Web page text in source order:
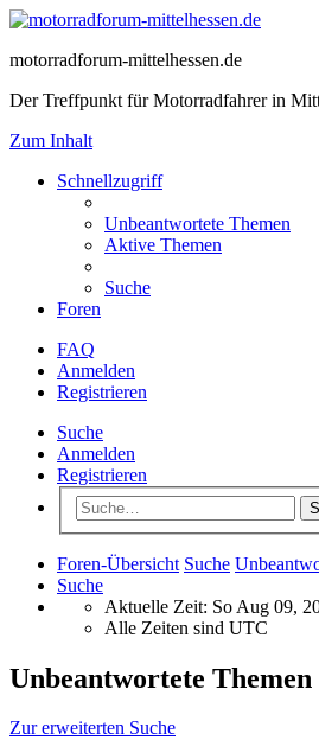
motorradforum-mittelhessen.de
Der Treffpunkt für Motorradfahrer in
Zum Inhalt
Schnellzugriff
Unbeantwortete Themen
Aktive Themen
Suche
Foren
FAQ
Anmelden
Registrieren
Suche
Anmelden
Registrieren
Foren-Übersicht Suche
Suche
Aktuelle Zeit: So Aug 09,
Alle Zeiten sind UTC
Unbeantwortete Themen
Zur erweiterten Suche